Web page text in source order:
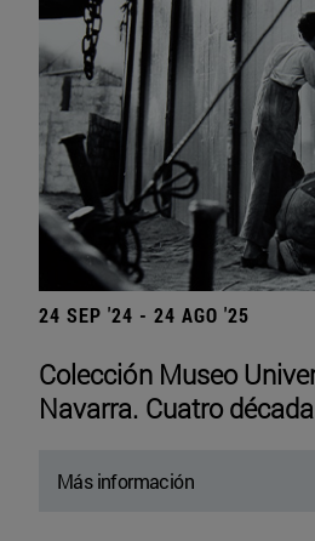
24 SEP '24 - 24 AGO '25
Colección Museo
Navarra. Cuatro
Más información